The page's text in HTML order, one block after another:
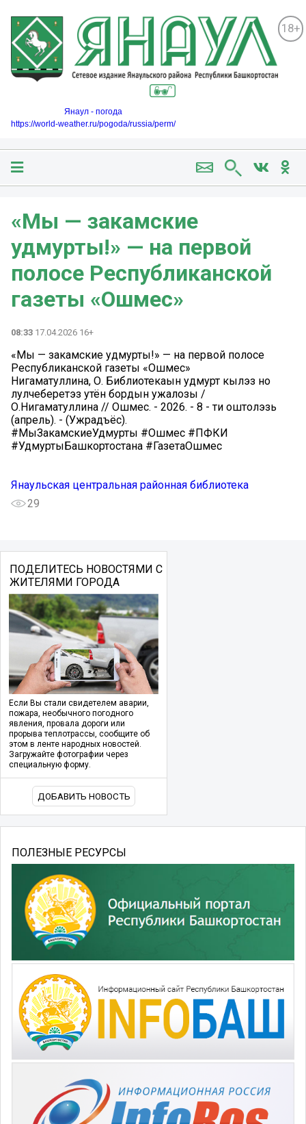
18+
Янаул - погода
https://world-weather.ru/pogoda/russia/perm/
«Мы — закамские
удмурты!» — на первой
полосе Республиканской
газеты «Ошмес»
08:33 17.04.2026 16+
«Мы — закамские удмурты!» — на первой полосе
Республиканской газеты «Ошмес»
Нигаматуллина, О. Библиотекаын удмурт кылэз но
лулчеберетэз утён бордын ужалозы /
О.Нигаматуллина // Ошмес. - 2026. - 8 - ти оштолэзь
(апрель). - (Ужрадъёс).
#МыЗакамскиеУдмурты #Ошмес #ПФКИ
#УдмуртыБашкортостана #ГазетаОшмес
Янаульская центральная районная библиотека
29
ПОДЕЛИТЕСЬ НОВОСТЯМИ С
ЖИТЕЛЯМИ ГОРОДА
Если Вы стали свидетелем аварии,
пожара, необычного погодного
явления, провала дороги или
прорыва теплотрассы, сообщите об
этом в ленте народных новостей.
Загружайте фотографии через
специальную форму.
ДОБАВИТЬ НОВОСТЬ
ПОЛЕЗНЫЕ РЕСУРСЫ